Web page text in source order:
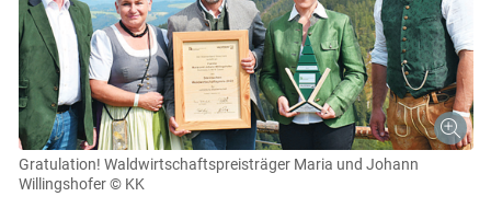
Gratulation! Waldwirtschaftspreisträger Maria und Johann
Willingshofer © KK